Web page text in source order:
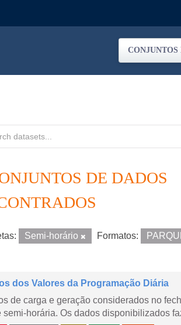
CONJUNTOS
DE DADOS
Semi-horário Formatos:
dos Valores da Programação Diária
de carga e geração considerados no
semi-horária. Os dados disponibilizados